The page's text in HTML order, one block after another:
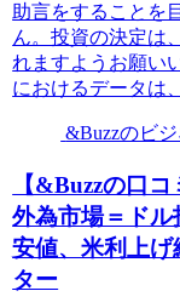
助言をすることを
ん。投資の決定は
れますようお願い
におけるデータは
&Buzzのビ
【&Buzzの口
外為市場＝ドル
安値、米利上げ
ター